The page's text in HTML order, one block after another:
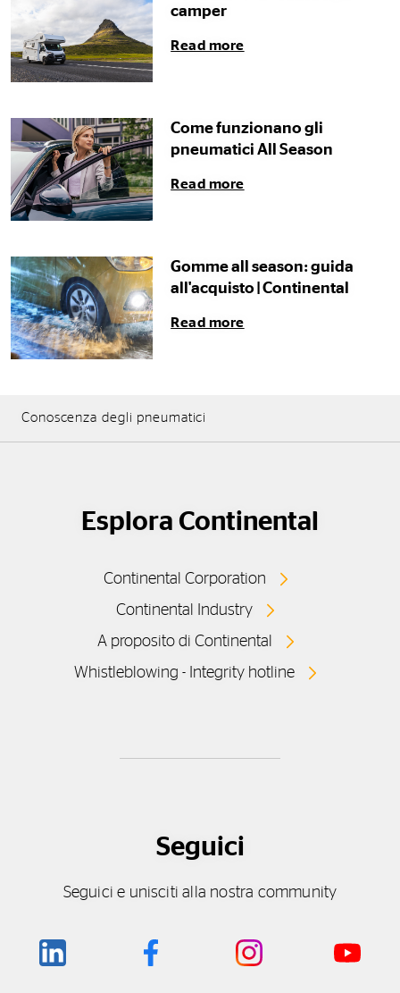
camper
Read more
Come funzionano gli
pneumatici All Season
Read more
Gomme all season: guida
all'acquisto | Continental
Read more
Conoscenza degli pneumatici
Esplora Continental
Continental Corporation
Continental Industry
A proposito di Continental
Whistleblowing - Integrity hotline
Seguici
Seguici e unisciti alla nostra community